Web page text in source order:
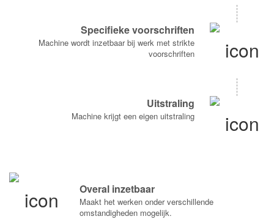
Specifieke voorschriften
Machine wordt inzetbaar bij werk met strikte
voorschriften
Uitstraling
Machine krijgt een eigen uitstraling
Overal inzetbaar
Maakt het werken onder verschillende
omstandigheden mogelijk.